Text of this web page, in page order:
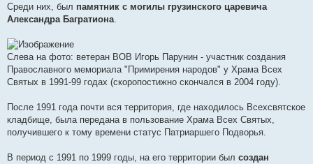
Среди них, был памятник с могилы грузинского царевича
Александра Багратиона
Слева на фото: ветеран ВОВ Игорь Парунин - участник создания
Православного мемориала "Примирения народов" у Храма Всех
Святых в 1991-99 годах (скоропостижно скончался в 2004 году).
После 1991 года почти вся территория, где находилось Всехсвятское
кладбище, была передана в пользование Храма Всех Святых,
получившего к тому времени статус Патриаршего Подворья.
В период с 1991 по 1999 годы, на его территории был создан